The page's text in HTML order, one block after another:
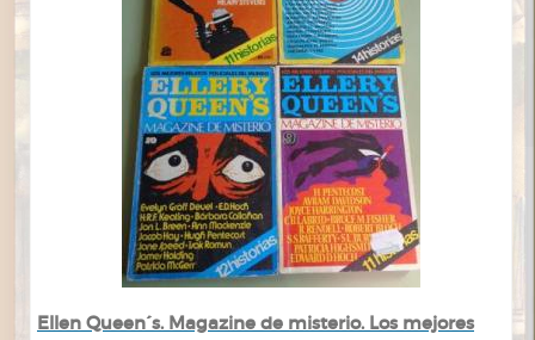
Ellen Queen´s. Magazine de misterio. Los mejores